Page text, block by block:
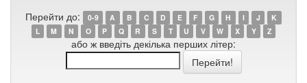
Перейти до: 0-9 A B C D E F G H I J
K
L
M N O P Q R S T U V W X Y Z
або ж введіть декілька перших літер: